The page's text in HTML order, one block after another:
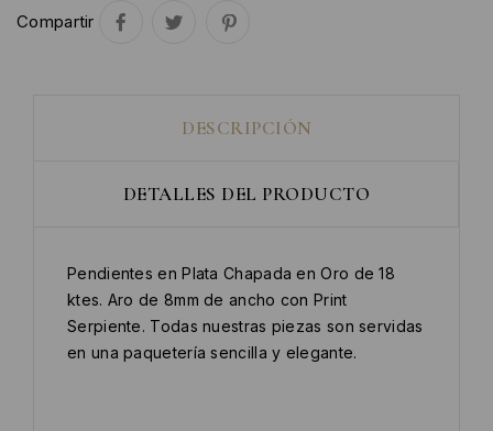
Compartir
DESCRIPCIÓN
DETALLES DEL PRODUCTO
Pendientes en Plata Chapada en Oro de 18
ktes. Aro de 8mm de ancho con Print
Serpiente. Todas nuestras piezas son servidas
en una paquetería sencilla y elegante.